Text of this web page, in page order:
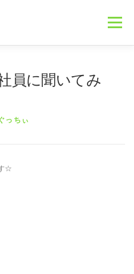
メニュー
員に聞いてみ
ぐっちぃ
☆